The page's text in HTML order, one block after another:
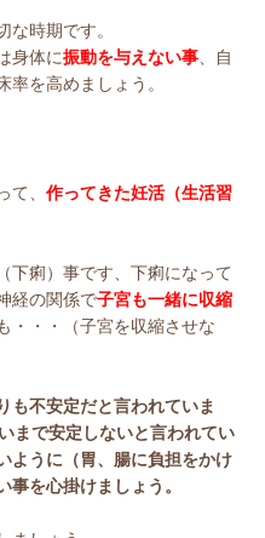
時期です。
身体に振動を与えない事 、自
を高めましょう。
て、 作ってきた妊活（生活習
下痢）事です、下痢になって
経の関係で子宮も一緒に収縮
・・・（子宮を収縮させな
も不安定だと言われていま
まで安定しないと言われてい
ように（胃、腸に負担をかけ
を心掛けましょう。